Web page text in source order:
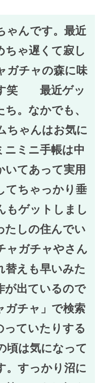
ゃんです。最近
ちゃ遅くて寂し
ガチャの森に味
す笑 最近ゲッ
ち。なかでも、
ちゃんはお気に
ニミニ手帳は中
いてあって実用
てちゃっかり垂
もゲットしまし
しの住んでい
ャガチャやさん
替えも早いみた
が出ているので
ガチャ」で検索
っていたりする
頃は気になって
。すっかり沼に